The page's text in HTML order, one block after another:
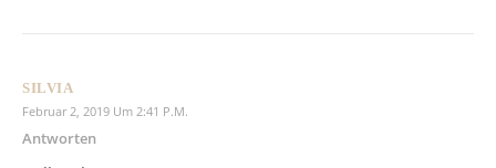
SILVIA
Februar 2, 2019 Um 2:41 P.m.
Antworten